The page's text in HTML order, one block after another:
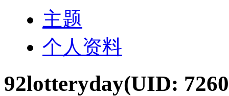
主题
个人资料
92lotteryday(UID: